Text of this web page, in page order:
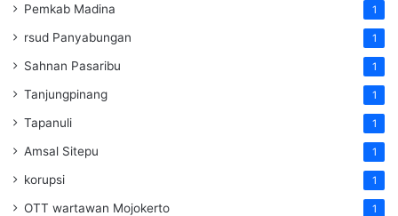
Pemkab Madina 1
rsud Panyabungan 1
Sahnan Pasaribu 1
Tanjungpinang 1
Tapanuli 1
Amsal Sitepu 1
korupsi 1
OTT wartawan Mojokerto 1